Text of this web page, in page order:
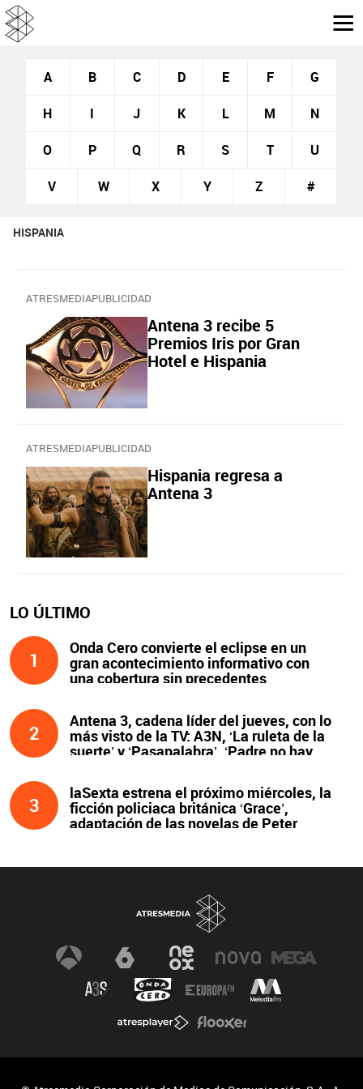
A B C D E F G
H I J K L M N
O P Q R S T U
V W X Y Z #
HISPANIA
ATRESMEDIAPUBLICIDAD
Antena 3 recibe 5
Premios Iris por Gran
Hotel e Hispania
ATRESMEDIAPUBLICIDAD
Hispania regresa a
Antena 3
LO ÚLTIMO
1
Onda Cero convierte el eclipse en un
gran acontecimiento informativo con
una cobertura sin precedentes
2
Antena 3, cadena líder del jueves, con lo
más visto de la TV: A3N, ‘La ruleta de la
suerte’ y ‘Pasapalabra’. ‘Padre no hay
3
laSexta estrena el próximo miércoles, la
ficción policiaca británica ‘Grace’,
adaptación de las novelas de Peter